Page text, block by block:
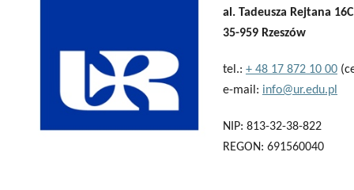
al. Tadeusza Rejtana 16C
35-959 Rzeszów
tel.: + 48 17 872 10 00
e-mail: info@ur.edu.pl
NIP: 813-32-38-822
REGON: 691560040